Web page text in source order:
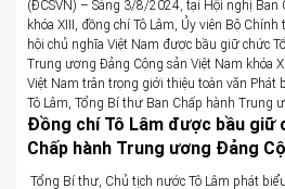
(ĐCSVN) – Sáng 3/8/2024, tại Hội nghị
khóa XIII, đồng chí Tô Lâm, Ủy viên Bộ
hội chủ nghĩa Việt Nam được bầu giữ chức
Trung ương Đảng Cộng sản Việt Nam khóa
Việt Nam trân trọng giới thiệu toàn văn Phát
Tô Lâm, Tổng Bí thư Ban Chấp hành Trung
Đồng chí Tô Lâm được bầu giữ
Chấp hành Trung ương Đảng
Tổng Bí thư, Chủ tịch nước Tô Lâm phát